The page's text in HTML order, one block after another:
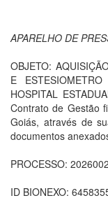
APARELHO DE
OBJETO:
E
HOSPITAL
Contrato de Gestão
Goiás, através de
documentos
PROCESSO:
ID BIONEXO: